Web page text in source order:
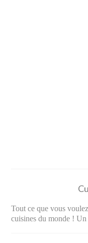
Tout ce que vous
cuisines du monde !